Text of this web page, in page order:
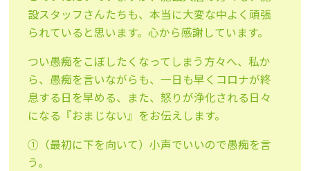
設スタッフさんたちも、本当に大変な中よく頑張
られていると思います。心から感謝しています。
つい愚痴をこぼしたくなってしまう方々へ、私か
ら、愚痴を言いながらも、一日も早くコロナが終
息する日を早める、また、怒りが浄化される日々
になる『おまじない』をお伝えします。
①（最初に下を向いて）小声でいいので愚痴を言
う。